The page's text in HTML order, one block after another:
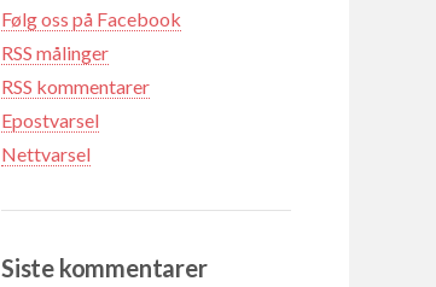
Følg oss på Facebook
RSS målinger
RSS kommentarer
Epostvarsel
Nettvarsel
Siste kommentarer